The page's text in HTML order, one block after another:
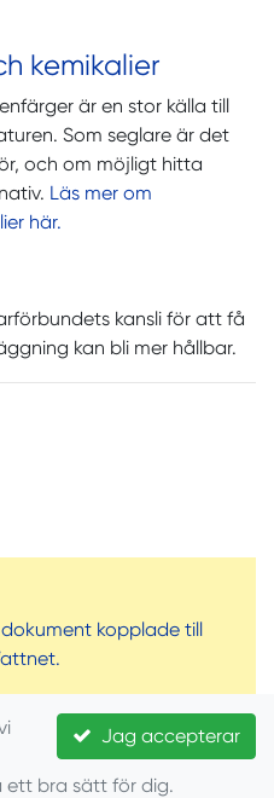
kemikalier
är en stor källa till
Som seglare är det
och om möjligt hitta
Läs mer om
här.
kansli för att få
kan bli mer hållbar.
kopplade till
Jag accepterar
ett bra sätt för dig.